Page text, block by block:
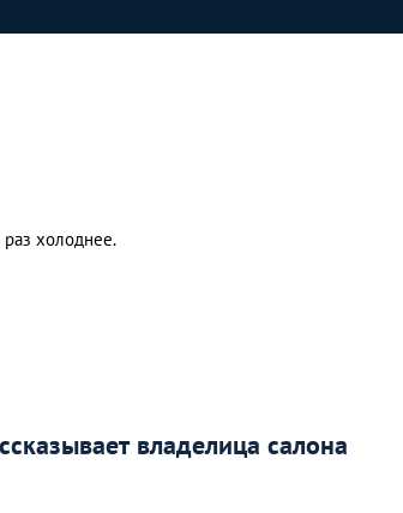
раз холоднее.
владелица салона